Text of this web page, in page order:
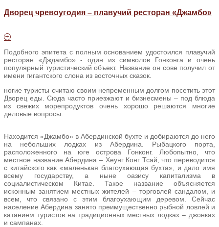
Дворец чревоугодия – плавучий ресторан «Джамбо»
Подобного эпитета с полным основанием удостоился плавучий
ресторан «Дждамбо» - один из символов Гонконга и очень
популярный туристический объект. Название он сове получил от
имени гигантского слона из восточных сказок.
ногие туристы считаю своим непременным долгом посетить этот
Дворец еды. Сюда часто приезжают и бизнесмены – под блюда
из свежих морепродуктов очень хорошо решаются многие
деловые вопросы.
Находится «Джамбо» в Абердинской бухте и добираются до него
на небольших лодках из Абердина. Рыбацкого порта,
расположенного на юге острова Гонконг. Любопытно, что
местное название Абердина – Хеунг Конг Тсай, что переводится
с китайского как «маленькая благоухающая бухта», и дало имя
всему государству, а ныне оазису капитализма в
социалистическом Китае. Такое название объясняется
исконным занятием местных жителей – торговлей сандалом, и
всем, что связано с этим благоухающим деревом. Сейчас
население Абердина занято преимущественно рыбной ловлей и
катанием туристов на традиционных местных лодках – джонках
и сампанах.